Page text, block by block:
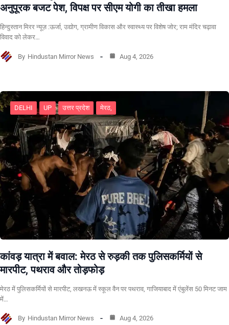
अनुपूरक बजट पेश, विपक्ष पर सीएम योगी का तीखा हमला
हिन्दुस्तान मिरर न्यूज़ :ऊर्जा, उद्योग, ग्रामीण विकास और स्वास्थ्य पर विशेष जोर; राम मंदिर चढ़ावा
विवाद को लेकर…
By Hindustan Mirror News Aug 4, 2026
DELHI UP उत्तर प्रदेश मेरठ,
कांवड़ यात्रा में बवाल: मेरठ से रुड़की तक पुलिसकर्मियों से
मारपीट, पथराव और तोड़फोड़
मेरठ में पुलिसकर्मियों से मारपीट, लखनऊ में स्कूल वैन पर पथराव, गाजियाबाद में एंबुलेंस 50 मिनट जाम
में…
By Hindustan Mirror News Aug 4, 2026